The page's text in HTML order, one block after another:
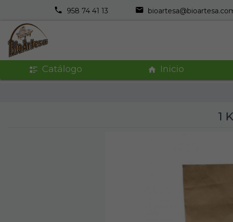
958 74 41 13
Catálogo Inicio
1